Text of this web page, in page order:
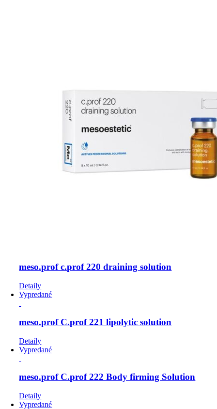
meso.prof c.prof 220 draining solution
Detaily
Vypredané
meso.prof C.prof 221 lipolytic solution
Detaily
Vypredané
meso.prof C.prof 222 Body firming Solution
Detaily
Vypredané